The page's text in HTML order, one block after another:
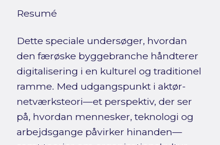
Resumé
Dette speciale undersøger, hvordan
den færøske byggebranche håndterer
digitalisering i en kulturel og traditionel
ramme. Med udgangspunkt i aktør-
netværksteori—et perspektiv, der ser
på, hvordan mennesker, teknologi og
arbejdsgange påvirker hinanden—